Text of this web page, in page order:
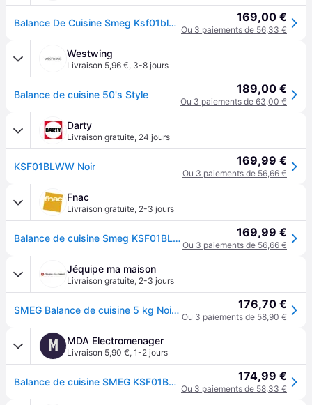
Balance De Cuisine Smeg Ksf01blww Noir 169,00 €
Ou 3 paiements de 56,33 €
Westwing
Livraison 5,96 €, 3-8 jours
Balance de cuisine 50's Style 189,00 €
Ou 3 paiements de 63,00 €
Darty
Livraison gratuite, 24 jours
KSF01BLWW Noir 169,99 €
Ou 3 paiements de 56,66 €
Fnac
Livraison gratuite, 2-3 jours
Balance de cuisine Smeg KSF01BLWW 5kg Noir - Bleu azur 169,99 €
Ou 3 paiements de 56,66 €
Jéquipe ma maison
Livraison gratuite, 2-3 jours
SMEG Balance de cuisine 5 kg Noir Brillant - Années 50 - KSF01BLWW 176,70 €
Ou 3 paiements de 58,90 €
M MDA Electromenager
Livraison 5,90 €, 1-2 jours
Balance de cuisine SMEG KSF01BLWW 174,99 €
Ou 3 paiements de 58,33 €